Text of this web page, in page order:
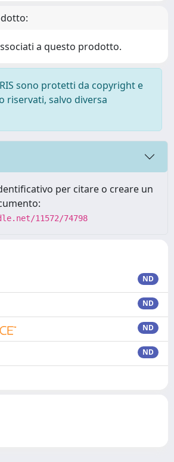
a questo prodotto.
sono protetti da copyright e
riservati, salvo diversa
per citare o creare un
11572/74798
ND
ND
ND
ND